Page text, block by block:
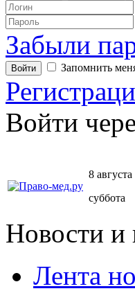
Забыли
Запомнить
Войти
8 августа
суббота
Новости и
Лента